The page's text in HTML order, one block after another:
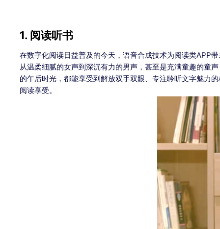
1. 阅读听书
在数字化阅读日益普及的今天，语音合成技术为阅读类APP
从温柔细腻的女声到深沉有力的男声，甚至是充满童趣的童
的午后时光，都能享受到解放双手双眼、专注聆听文字魅力
阅读享受。